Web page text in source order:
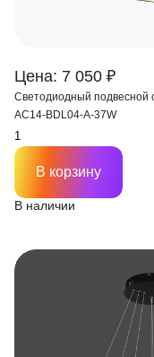
Цена: 7 050 ₽
Светодиодный подвесной
AC14-BDL04-А-37W
В наличии
В корзину